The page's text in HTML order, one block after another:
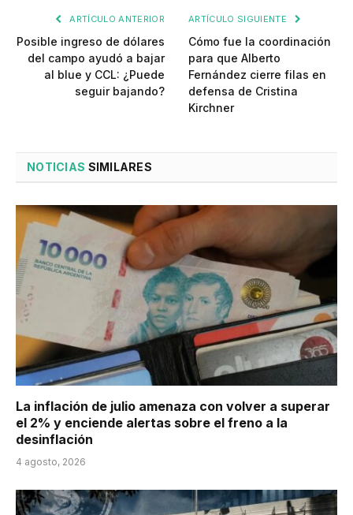
ARTÍCULO ANTERIOR
Posible ingreso de dólares
del campo ayudó a bajar
al blue y CCL: ¿Puede
seguir bajando?
ARTÍCULO SIGUIENTE
Cómo fue la coordinación
para que Alberto
Fernández cierre filas en
defensa de Cristina
Kirchner
NOTICIAS SIMILARES
La inflación de julio amenaza con volver a superar
el 2% y enciende alertas sobre el freno a la
desinflación
4 agosto, 2026